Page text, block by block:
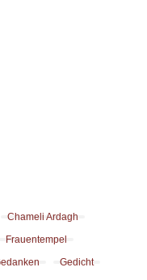
Chameli Ardagh
Frauentempel
Gedicht